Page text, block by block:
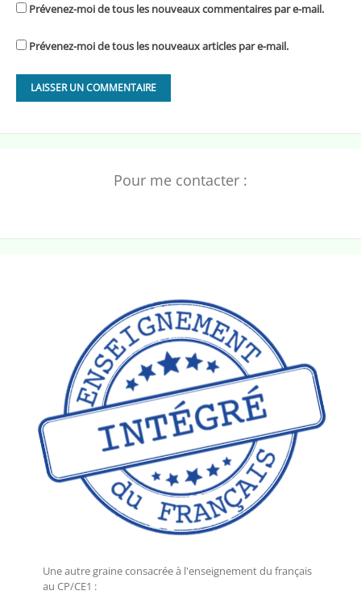
Prévenez-moi de tous les nouveaux commentaires par e-mail.
Prévenez-moi de tous les nouveaux articles par e-mail.
Pour me contacter :
Une autre graine consacrée à l'enseignement du français
au CP/CE1 :